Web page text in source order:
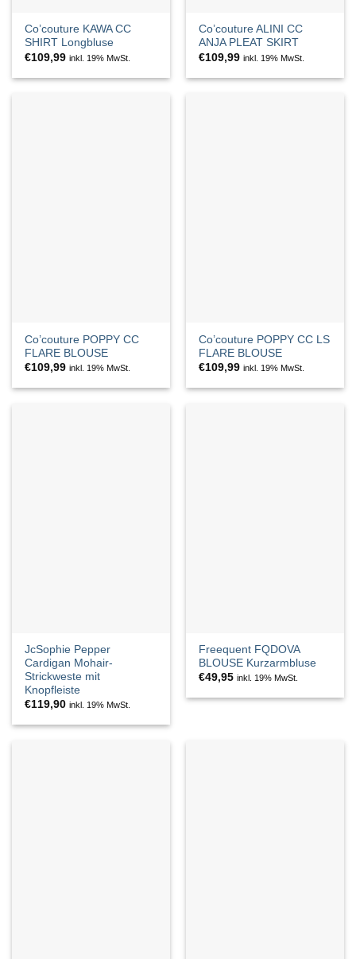
Co’couture KAWA CC
SHIRT Longbluse
€109,99 inkl. 19% MwSt.
Co’couture ALINI CC
ANJA PLEAT SKIRT
€109,99 inkl. 19% MwSt.
Co’couture POPPY CC
FLARE BLOUSE
€109,99 inkl. 19% MwSt.
Co’couture POPPY CC LS
FLARE BLOUSE
€109,99 inkl. 19% MwSt.
JcSophie Pepper
Cardigan Mohair-
Strickweste mit
Knopfleiste
€119,90 inkl. 19% MwSt.
Freequent FQDOVA
BLOUSE Kurzarmbluse
€49,95 inkl. 19% MwSt.